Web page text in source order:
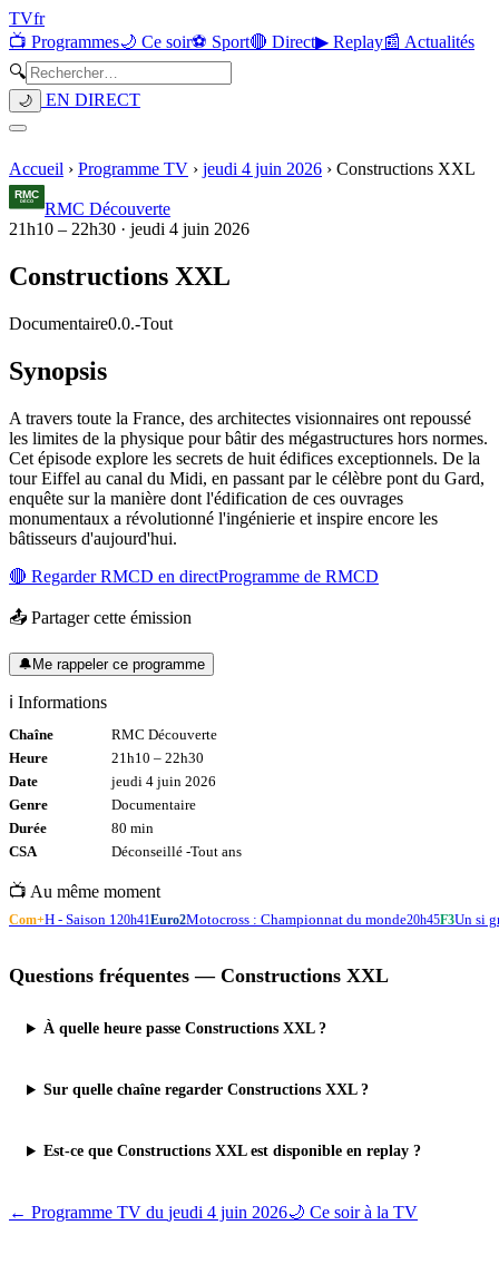
TVfr
📺 Programmes🌙 Ce soir⚽ Sport🔴 Direct▶ Replay📰 Actualités
🔍
🌙 EN DIRECT
Accueil › Programme TV › jeudi 4 juin 2026 › Constructions XXL
RMC Découverte
21h10 – 22h30 · jeudi 4 juin 2026
Constructions XXL
Documentaire0.0.-Tout
Synopsis
A travers toute la France, des architectes visionnaires ont repoussé
les limites de la physique pour bâtir des mégastructures hors normes.
Cet épisode explore les secrets de huit édifices exceptionnels. De la
tour Eiffel au canal du Midi, en passant par le célèbre pont du Gard,
enquête sur la manière dont l'édification de ces ouvrages
monumentaux a révolutionné l'ingénierie et inspire encore les
bâtisseurs d'aujourd'hui.
🔴 RegarderRMCD en directProgramme de RMCD
📤 Partager cette émission
🔔Me rappeler ce programme
ℹ️ Informations
Chaîne
RMC Découverte
Heure
21h10 – 22h30
Date
jeudi 4 juin 2026
Genre
Documentaire
Durée
80 min
CSA
Déconseillé -Tout ans
📺 Au même moment
Com+H - Saison 120h41Euro2Motocross : Championnat du monde20h45F3Un si
Questions fréquentes — Constructions XXL
À quelle heure passe Constructions XXL ?
Sur quelle chaîne regarder Constructions XXL ?
Est-ce que Constructions XXL est disponible en replay ?
← Programme TV du jeudi 4 juin 2026🌙 Ce soir à la TV